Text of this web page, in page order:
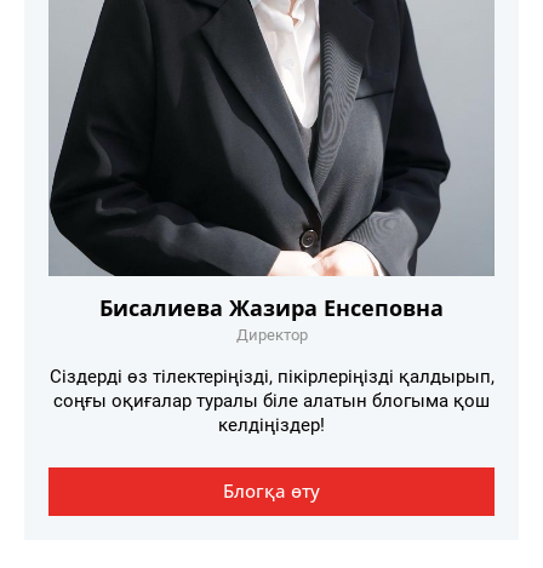
Бисалиева Жазира Енсеповна
Директор
Сіздерді өз тілектеріңізді, пікірлеріңізді қалдырып,
соңғы оқиғалар туралы біле алатын блогыма қош
келдіңіздер!
Блогқа өту